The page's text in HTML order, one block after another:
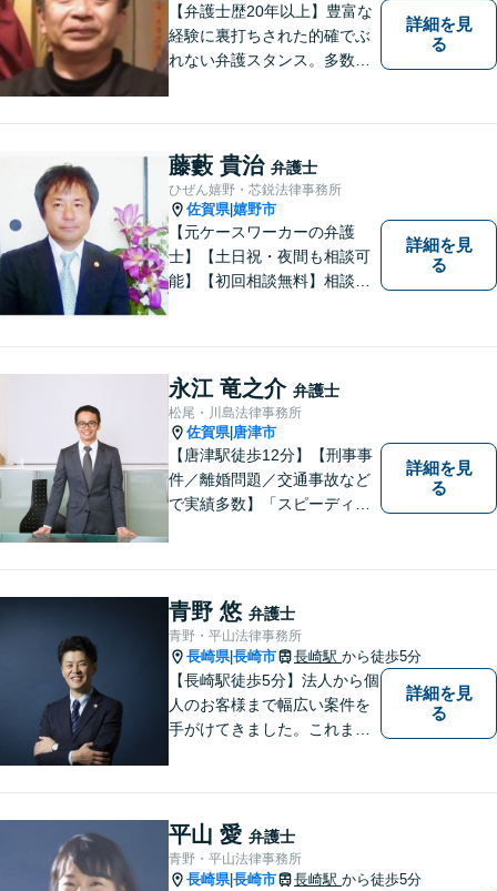
【弁護士歴20年以上】豊富な
経験に裏打ちされた的確でぶ
れない弁護スタンス。多数の
法書士などとも連携しワンス
トップで解決。難事件には他
弁護士と協力も。元調停委
員。
詳細を見
る
藤藪 貴治 弁護士
ひぜん嬉野・芯鋭法律事務所
佐賀県|嬉野市
【元ケースワーカーの弁護
士】【土日祝・夜間も相談可
能】【初回相談無料】相談者
します。相続／離婚・男女問
題／交通事故／債務整理／労
働問題など幅広く対応可能で
す。
詳細を見
る
永江 竜之介 弁護士
松尾・川島法律事務所
佐賀県| 唐津市
【唐津駅徒歩12分】【刑事事
件／離婚問題／交通事故など
で実績多数】「スピーディで
合わせながらどのような解決
が望ましいのかを共に考えま
す。ぜひお気軽にご相談くだ
さい！【プライバシー完備】
詳細を見
る
青野 悠 弁護士
青野・平山法律事務所
長崎県|長崎市 長崎駅 から徒歩5分
【長崎駅徒歩5分】法人から個
人のお客様まで幅広い案件を
手がけてきました。これまで
詳細を見
る
平山 愛 弁護士
青野・平山法律事務所
長崎県|長崎市 長崎駅 から徒歩5分